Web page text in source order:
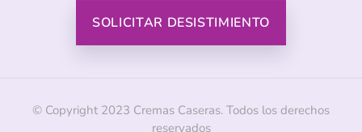
SOLICITAR DESISTIMIENTO
© Copyright 2023 Cremas Caseras. Todos los derechos
reservados